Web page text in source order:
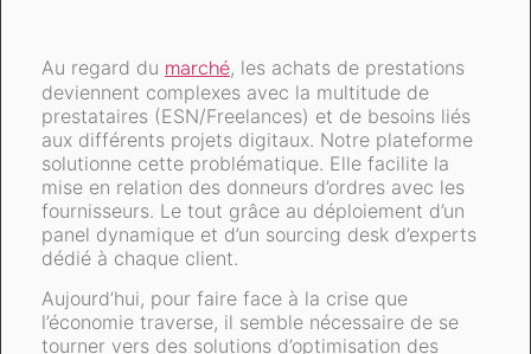
Au regard du marché, les achats de prestations
deviennent complexes avec la multitude de
prestataires (ESN/Freelances) et de besoins liés
aux différents projets digitaux. Notre plateforme
solutionne cette problématique. Elle facilite la
mise en relation des donneurs d’ordres avec les
fournisseurs. Le tout grâce au déploiement d’un
panel dynamique et d’un sourcing desk d’experts
dédié à chaque client.
Aujourd’hui, pour faire face à la crise que
l’économie traverse, il semble nécessaire de se
tourner vers des solutions d’optimisation des